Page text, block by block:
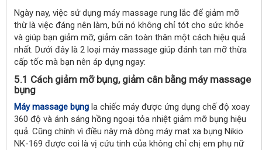
Ngày nay, việc sử dụng máy massage rung lắc để giảm mỡ
thừ là việc đáng nên làm, bửi nó không chỉ tót cho sức khỏe
và giúp bạn giảm mỡ, giảm cân toàn thân một cách hiệu quả
nhất. Dưới đây là 2 loại máy massage giúp đánh tan mỡ thừa
cấp tốc mà bạn nên áp dụng ngay:
5.1 Cách giảm mỡ bụng, giảm cân bằng máy massage
bụng
Máy massage bụng la chiếc máy được ứng dụng chế độ xoay
360 độ và ánh sáng hồng ngoại tỏa nhiệt giảm mỡ bụng hiệu
quả. Cũng chính vì điều này mà dòng máy mat xa bụng Nikio
NK-169 được coi là vị cứu tinh của không chỉ chị em phụ nữ